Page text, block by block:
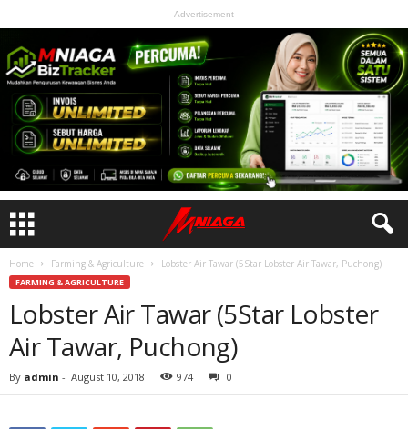
Advertisement
Home Farming & Agriculture Lobster Air Tawar (5Star Lobster Air Tawar, Puchong)
FARMING & AGRICULTURE
Lobster Air Tawar (5Star Lobster
Air Tawar, Puchong)
By admin - August 10, 2018 974 0